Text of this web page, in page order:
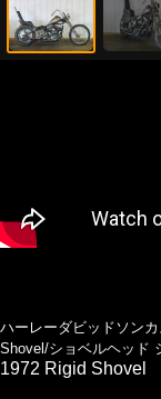
ハーレーダビッドソン
Shovel/ショベルヘッド
1972 Rigid Shovel